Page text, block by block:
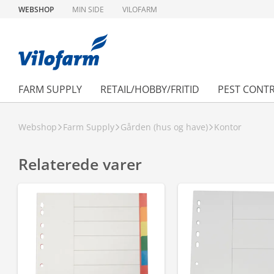
WEBSHOP MIN SIDE VILOFARM
FARM SUPPLY RETAIL/HOBBY/FRITID PEST
Webshop Farm Supply Gården (hus og have) Kontor
Relaterede varer